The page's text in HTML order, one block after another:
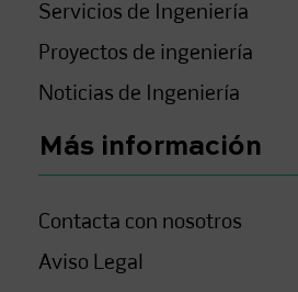
Servicios de Ingeniería
Proyectos de ingeniería
Noticias de Ingeniería
Más información
Contacta con nosotros
Aviso Legal